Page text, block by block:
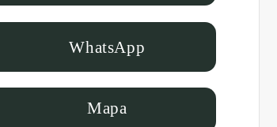
WhatsApp
Mapa